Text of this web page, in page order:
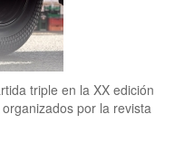
triple en la XX edición
por la revista